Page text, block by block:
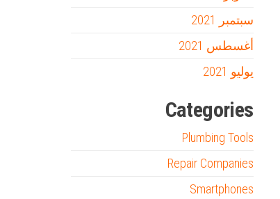
سبتمبر 2021
أغسطس 2021
يوليو 2021
Categories
Plumbing Tools
Repair Companies
Smartphones